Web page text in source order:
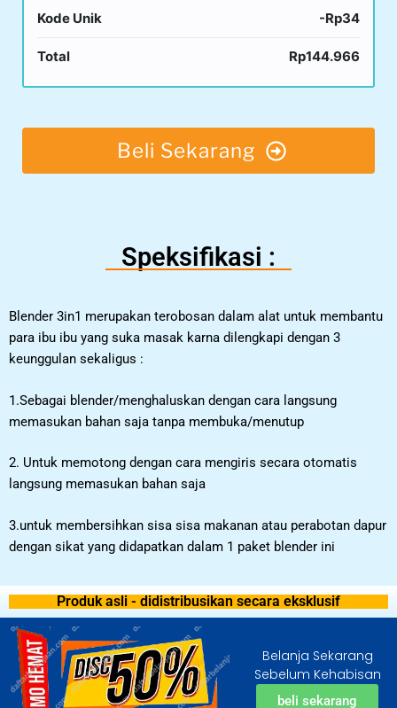
Kode Unik -Rp34
Total Rp144.966
Beli Sekarang
Speksifikasi :
Blender 3in1 merupakan terobosan dalam alat untuk membantu
para ibu ibu yang suka masak karna dilengkapi dengan 3
keunggulan sekaligus :
1.Sebagai blender/menghaluskan dengan cara langsung
memasukan bahan saja tanpa membuka/menutup
2. Untuk memotong dengan cara mengiris secara otomatis
langsung memasukan bahan saja
3.untuk membersihkan sisa sisa makanan atau perabotan dapur
dengan sikat yang didapatkan dalam 1 paket blender ini
Produk asli - didistribusikan secara eksklusif
Belanja Sekarang
Sebelum Kehabisan
beli sekarang